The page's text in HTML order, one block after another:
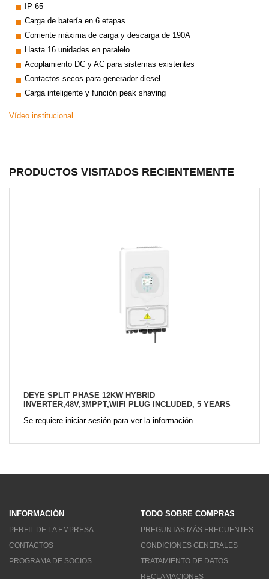
IP 65
Carga de batería en 6 etapas
Corriente máxima de carga y descarga de 190A
Hasta 16 unidades en paralelo
Acoplamiento DC y AC para sistemas existentes
Contactos secos para generador diesel
Carga inteligente y función peak shaving
Vídeo institucional
PRODUCTOS VISITADOS RECIENTEMENTE
DEYE SPLIT PHASE 12KW HYBRID
INVERTER,48V,3MPPT,WIFI PLUG INCLUDED, 5 YEARS
Se requiere iniciar sesión para ver la información.
INFORMACIÓN
PERFIL DE LA EMPRESA
CONTACTOS
PROGRAMA DE SOCIOS
TODO SOBRE COMPRAS
PREGUNTAS MÁS FRECUENTES
CONDICIONES GENERALES
TRATAMIENTO DE DATOS
RECLAMACIONES